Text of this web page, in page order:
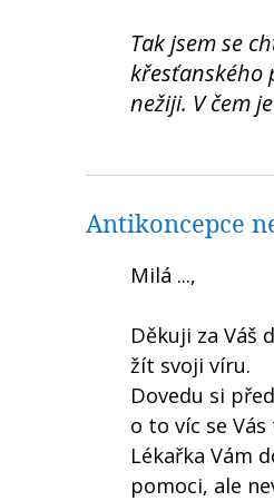
Tak jsem se
křesťanského
nežiji. V čem
Antikoncepce
Milá ...,
Děkuji za Váš
žít svoji víru.
Dovedu si
o to víc se
Lékařka Vám
pomoci, ale